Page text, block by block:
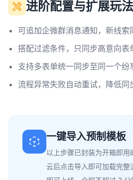
进阶配置与扩展玩法
可追加企微群消息通知，新线索
搭配过滤条件，只同步高意向表
支持多表单统一同步至同一个纷
流程异常失败自动重试，降低同
一键导入预制模板
以上步骤已封装为开箱即
云后点击导入即可加载完整